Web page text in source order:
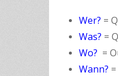
Wer? =
Was? =
Wo? =
Wann?